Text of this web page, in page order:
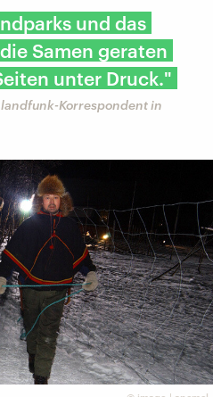
und das
Samen geraten
unter Druck."
Korrespondent in